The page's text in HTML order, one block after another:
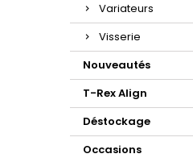
Variateurs
Visserie
Nouveautés
T-Rex Align
Déstockage
Occasions